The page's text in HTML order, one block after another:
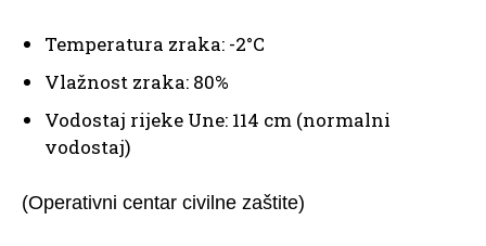
Temperatura zraka: -2°C
Vlažnost zraka: 80%
Vodostaj rijeke Une: 114 cm (normalni
vodostaj)
(Operativni centar civilne zaštite)